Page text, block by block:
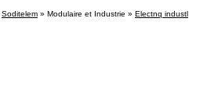
Soditelem » Modulaire et Industrie » Electnq industl